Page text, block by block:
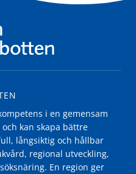
i en gemensam
kan skapa bättre
långsiktig och hållbar
regional utveckling,
En region ger